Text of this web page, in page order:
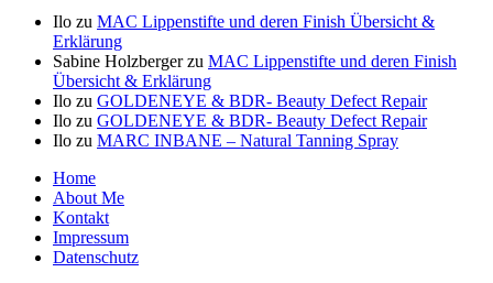
Ilo zu MAC Lippenstifte und deren Finish Übersicht &
Erklärung
Sabine Holzbergerzu MAC Lippenstifte und deren Finish
Übersicht & Erklärung
Ilo zu GOLDENEYE & BDR- Beauty Defect Repair
Ilo zu GOLDENEYE & BDR- Beauty Defect Repair
Ilo zu MARC INBANE – Natural Tanning Spray
Seitenfuß-
Menü
Home
About Me
Kontakt
Impressum
Datenschutz